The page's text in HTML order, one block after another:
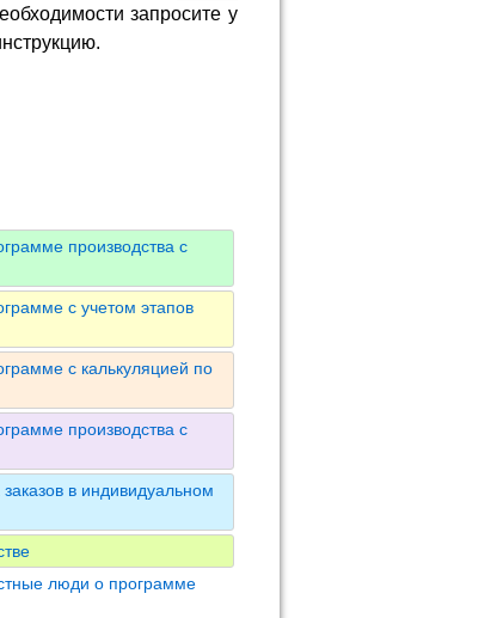
запросите у
производства с
с учетом этапов
с калькуляцией по
производства с
в индивидуальном
люди о программе